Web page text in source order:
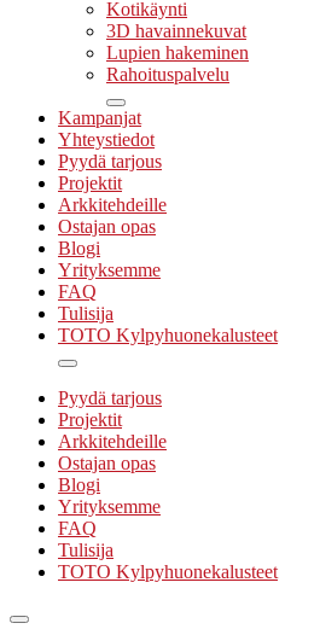
Kotikäynti
3D havainnekuvat
Lupien hakeminen
Rahoituspalvelu
Kampanjat
Yhteystiedot
Pyydä tarjous
Projektit
Arkkitehdeille
Ostajan opas
Blogi
Yrityksemme
FAQ
Tulisija
TOTO Kylpyhuonekalusteet
Pyydä tarjous
Projektit
Arkkitehdeille
Ostajan opas
Blogi
Yrityksemme
FAQ
Tulisija
TOTO Kylpyhuonekalusteet